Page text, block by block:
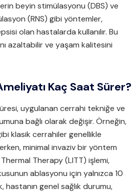
beyin stimülasyonu (DBS) ve
(RNS) gibi yöntemler,
olan hastalarda kullanılır. Bu
azaltabilir ve yaşam kalitesini
Kaç Saat Sürer?
uygulanan cerrahi tekniğe ve
bağlı olarak değişir. Örneğin,
klasik cerrahiler genellikle
minimal invaziv bir yöntem
Therapy (LITT) işlemi,
ablasyonu için yalnızca 10
hastanın genel sağlık durumu,